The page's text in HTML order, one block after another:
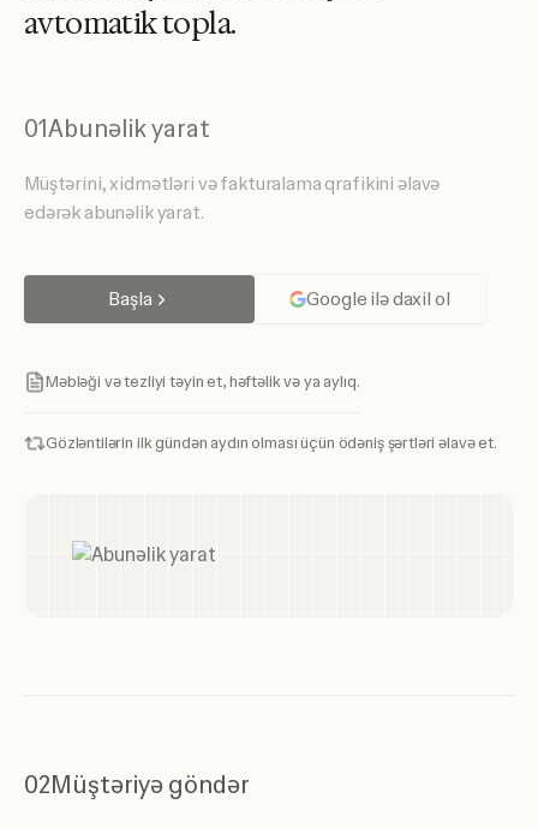
avtomatiktopla.
01Abunəlik yarat
Müştərini, xidmətləri və fakturalama qrafikini əlavə
edərək abunəlik yarat.
Başla Google ilə daxil ol
Məbləği və tezliyi təyin et, həftəlik və ya aylıq.
Gözləntilərin ilk gündən aydın olması üçün ödəniş şərtləri əlavə et.
02Müştəriyə göndər